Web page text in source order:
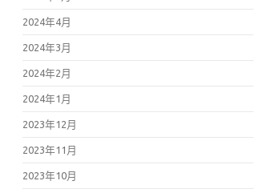
2024年4月
2024年3月
2024年2月
2024年1月
2023年12月
2023年11月
2023年10月